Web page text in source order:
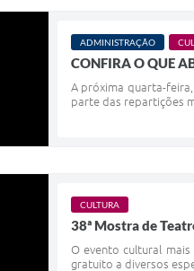
ADMINISTRAÇÃO
CONFIRA O QUE
A próxima quarta-
parte das repartições
CULTURA
38ª Mostra de
O evento cultural
gratuito a diversos